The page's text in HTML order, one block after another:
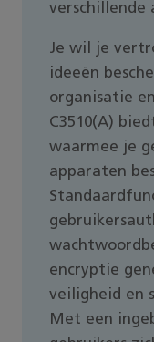
verschillende
Je wil je
ideeën
organisatie
C3510(A)
waarmee je
apparaten
encryptie
veiligheid en
Met een